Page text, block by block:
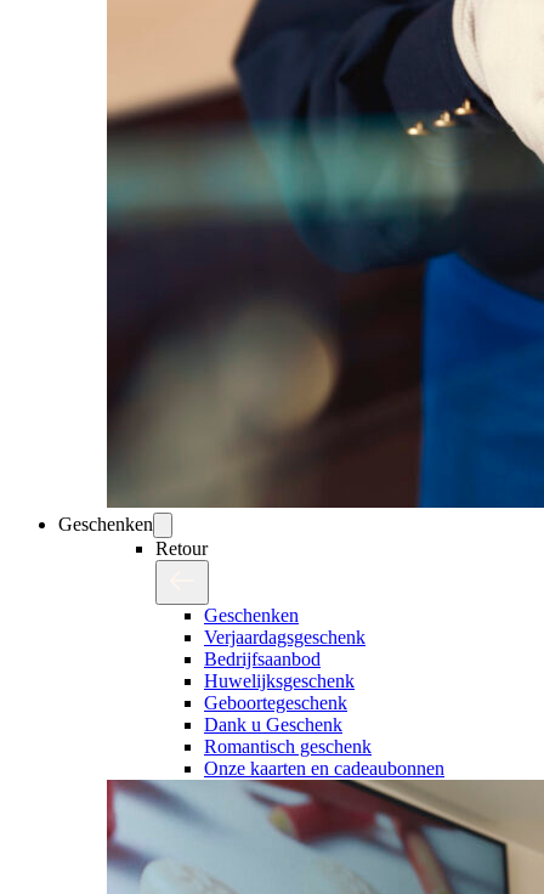
Geschenken
Retour
Geschenken
Verjaardagsgeschenk
Bedrijfsaanbod
Huwelijksgeschenk
Geboortegeschenk
Dank u Geschenk
Romantisch geschenk
Onze kaarten en cadeaubonnen